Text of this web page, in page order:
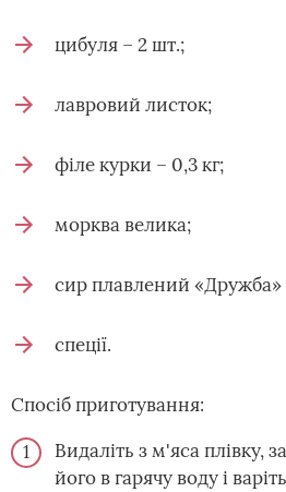
цибуля – 2 шт.;
лавровий листок;
філе курки – 0,3 кг;
морква велика;
сир плавлений «Дружба»
спеції.
Спосіб приготування:
Видаліть з м'яса плівку,
його в гарячу воду і